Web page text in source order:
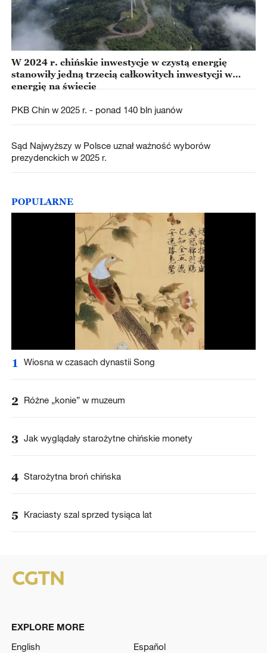
W 2024 r. chińskie inwestycje w czystą energię
stanowiły jedną trzecią całkowitych inwestycji w
energię na świecie
PKB Chin w 2025 r. - ponad 140 bln juanów
Sąd Najwyższy w Polsce uznał ważność wyborów
prezydenckich w 2025 r.
POPULARNE
1 Wiosna w czasach dynastii Song
2 Różne „konie” w muzeum
3 Jak wyglądały starożytne chińskie monety
4 Starożytna broń chińska
5 Kraciasty szal sprzed tysiąca lat
EXPLORE MORE
English
Español